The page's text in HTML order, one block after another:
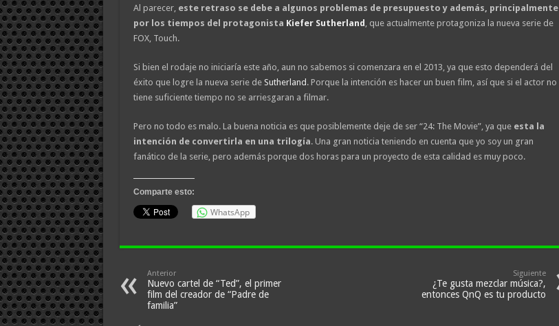
Al parecer, este retraso se debe a algunos problemas de presupuesto y además, principalmente
por los tiempos del protagonista Kiefer Sutherland , que actualmente protagoniza la nueva serie de
FOX, Touch.
Si bien el rodaje no iniciaría este año, aun no sabemos si comenzara en el 2013, ya que esto dependerá del
éxito que logre la nueva serie de Sutherland . Porque la intención es hacer un buen film, así que si el actor no
tiene suficiente tiempo no se arriesgaran a filmar.
Pero no todo es malo. La buena noticia es que posiblemente deje de ser “24: The Movie”, ya que esta la
intención de convertirla en una trilogía. Una gran noticia teniendo en cuenta que yo soy un gran
fanático de la serie, pero además porque dos horas para un proyecto de esta calidad es muy poco.
Comparte esto:
WhatsApp
Anterior
Nuevo cartel de “Ted”, el primer
film del creador de “Padre de
familia”
Siguiente
¿Te gusta mezclar música?,
entonces QnQ es tu producto